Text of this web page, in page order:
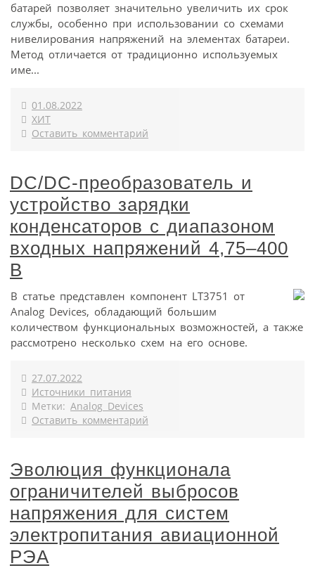
батарей позволяет значительно увеличить их срок
службы, особенно при использовании со схемами
нивелирования напряжений на элементах батареи.
Метод отличается от традиционно используемых
име...
01.08.2022
ХИТ
Оставить комментарий
DC/DC-преобразователь и
устройство зарядки
конденсаторов с диапазоном
входных напряжений 4,75–400
В
В статье представлен компонент LT3751 от
Analog Devices, обладающий большим
количеством функциональных возможностей, а также
рассмотрено несколько схем на его основе.
27.07.2022
Источники питания
Метки: Analog Devices
Оставить комментарий
Эволюция функционала
ограничителей выбросов
напряжения для систем
электропитания авиационной
РЭА